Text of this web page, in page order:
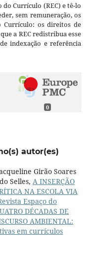
do Currículo (REC) e tê-lo
sem remuneração, os
Currículo: os direitos de
a REC redistribua esse
indexação e referência
0
autor(es)
Girão Soares
Selles, A INSERÇÃO
NA ESCOLA VIA
Espaço do
DÉCADAS DE
AMBIENTAL:
em currículos